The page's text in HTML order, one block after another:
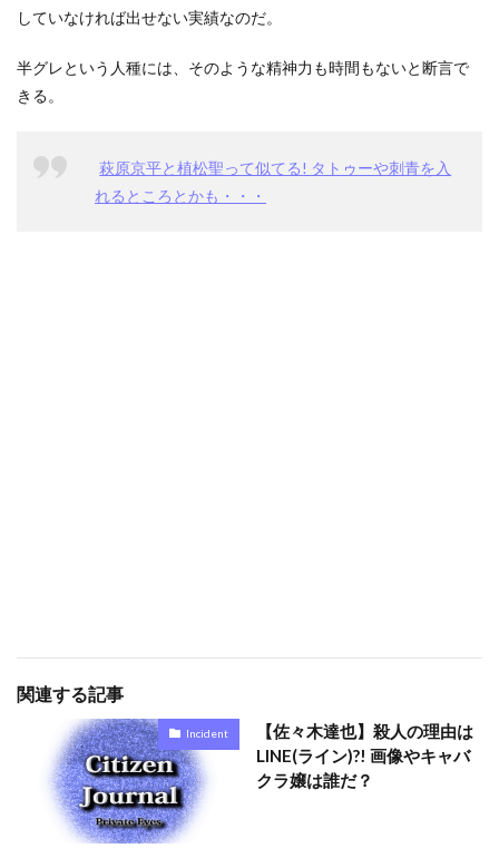
していなければ出せない実績なのだ。
半グレという人種には、そのような精神力も時間もないと断言で
きる。
萩原京平と植松聖って似てる! タトゥーや刺青を入
れるところとかも・・・
関連する記事
Incident
【佐々木達也】殺人の理由は
LINE(ライン)?! 画像やキャバ
クラ嬢は誰だ？